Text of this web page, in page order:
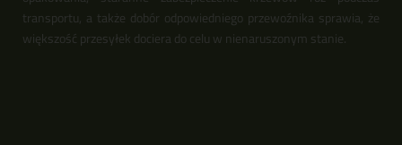
transportu, a także dobór odpowiedniego przewoźnika sprawia, że
większość przesyłek dociera do celu w nienaruszonym stanie.